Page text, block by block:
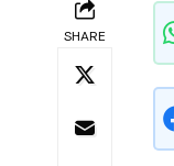
SHARE